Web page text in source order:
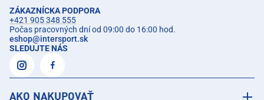
ZÁKAZNÍCKA PODPORA
+421 905 348 555
Počas pracovných dní od 09:00 do 16:00 hod.
eshop@intersport.sk
SLEDUJTE NÁS
AKO NAKUPOVAŤ